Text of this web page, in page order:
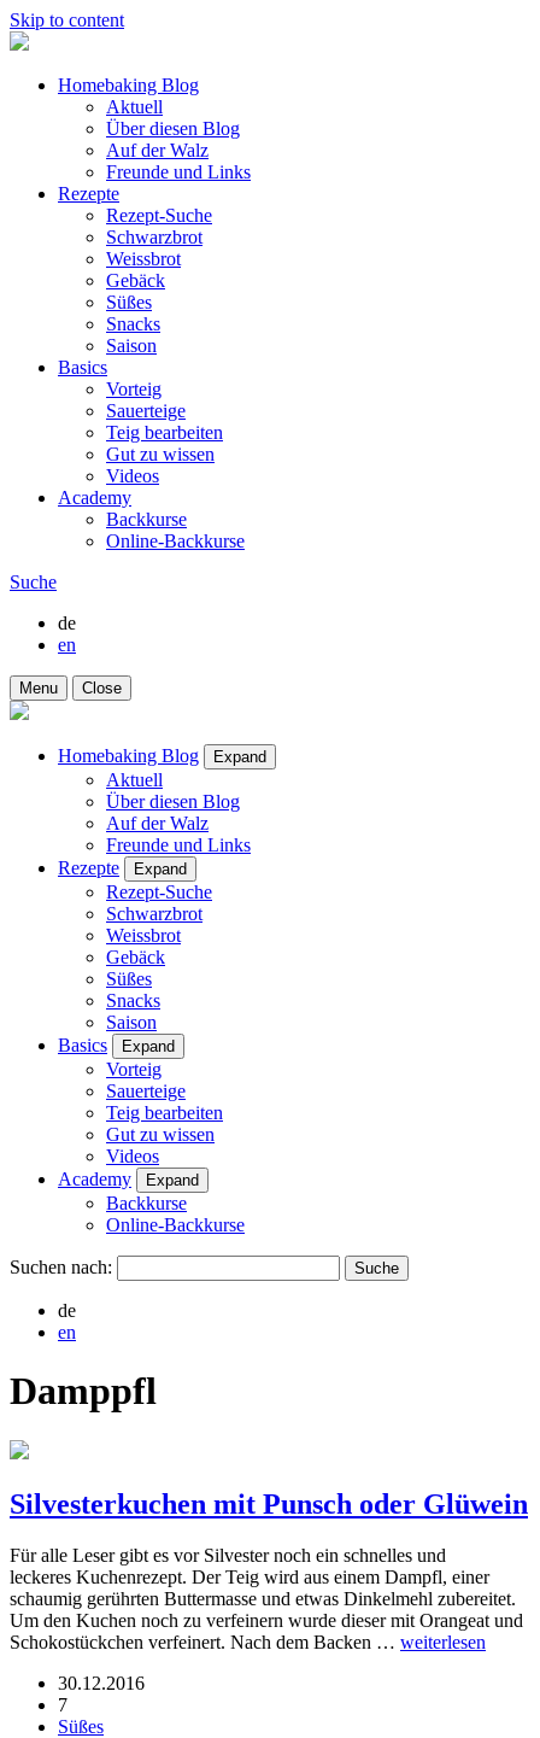
Skip to content
Homebaking Blog
Aktuell
Über diesen Blog
Auf der Walz
Freunde und Links
Rezepte
Rezept-Suche
Schwarzbrot
Weissbrot
Gebäck
Süßes
Snacks
Saison
Basics
Vorteig
Sauerteige
Teig bearbeiten
Gut zu wissen
Videos
Academy
Backkurse
Online-Backkurse
Suche
de
en
Menu Close
Homebaking Blog Expand
Aktuell
Über diesen Blog
Auf der Walz
Freunde und Links
Rezepte
Expand
Rezept-Suche
Schwarzbrot
Weissbrot
Gebäck
Süßes
Snacks
Saison
Basics
Expand
Vorteig
Sauerteige
Teig bearbeiten
Gut zu wissen
Videos
Academy
Expand
Backkurse
Online-Backkurse
Suchen nach:
de
en
Damppfl
Silvesterkuchen mit Punsch oder Glüwein
Für alle Leser gibt es vor Silvester noch ein schnelles und
leckeres Kuchenrezept. Der Teig wird aus einem Dampfl, einer
schaumig gerührten Buttermasse und etwas Dinkelmehl zubereitet.
Um den Kuchen noch zu verfeinern wurde dieser mit Orangeat und
Schokostückchen verfeinert. Nach dem Backen … weiterlesen
30.12.2016
7
Süßes